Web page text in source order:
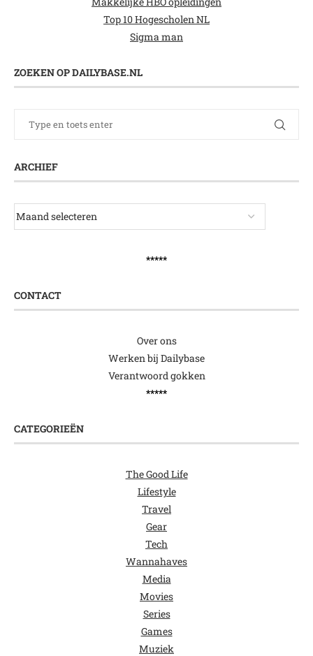
Top 10 Hogescholen NL
Sigma man
ZOEKEN OP DAILYBASE.NL
ARCHIEF
*****
CONTACT
Over ons
Werken bij Dailybase
Verantwoord gokken
*****
CATEGORIEËN
The Good Life
Lifestyle
Travel
Gear
Tech
Wannahaves
Media
Movies
Series
Games
Muziek